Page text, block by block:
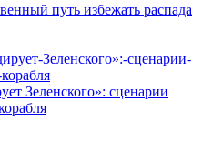
путь избежать распада
Зеленского»: сценарии